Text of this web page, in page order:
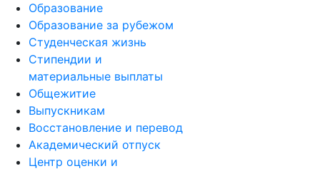
Образование
Образование за рубежом
Студенческая жизнь
Стипендии и
материальные выплаты
Общежитие
Выпускникам
Восстановление и перевод
Академический отпуск
Центр оценки и